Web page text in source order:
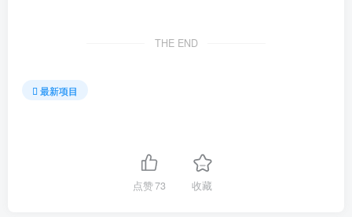
THE END
最新项目
点赞73 收藏